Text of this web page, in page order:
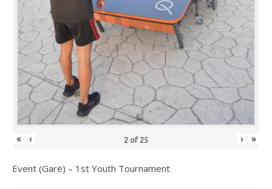
« ‹ 2 of 25 › »
Event (Garë) – 1st Youth Tournament